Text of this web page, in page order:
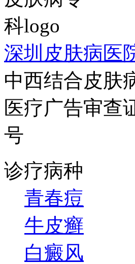
深圳皮肤病医
中西结合皮肤
医疗广告审查
号
诊疗病种
青春痘
牛皮癣
白癜风